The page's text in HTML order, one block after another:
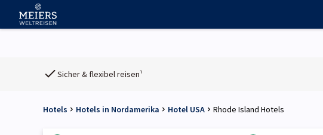
Sicher & flexibel reisen¹
Hotels Hotels in Nordamerika Hotel USA Rhode Island Hotels